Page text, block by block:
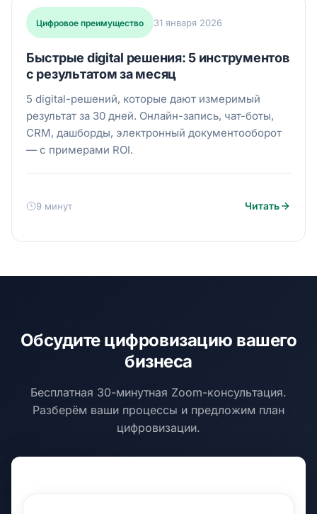
Цифровое преимущество 31 января 2026
Быстрые digital решения: 5 инструментов
с результатом за месяц
5 digital-решений, которые дают измеримый
результат за 30 дней. Онлайн-запись, чат-боты,
CRM, дашборды, электронный документооборот
— с примерами ROI.
9 минут Читать
Обсудите цифровизацию вашего
бизнеса
Бесплатная 30-минутная Zoom-консультация.
Разберём ваши процессы и предложим план
цифровизации.